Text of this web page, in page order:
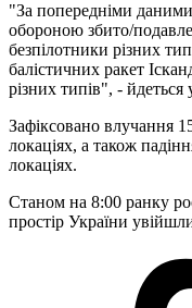
"За попередніми
обороною збито/
безпілотники різних
балістичних ракет
різних типів", - йдеться
Зафіксовано влучання
локаціях, а також
локаціях.
Станом на 8:00 ранку
простір України